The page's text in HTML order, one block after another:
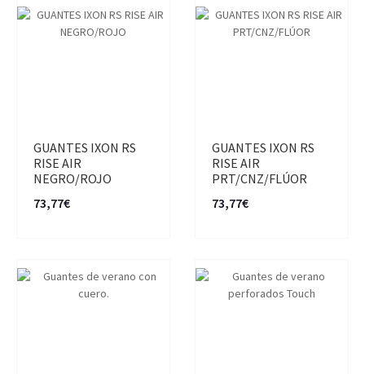
GUANTES IXON RS
RISE AIR
NEGRO/ROJO
73,77€
GUANTES IXON RS
RISE AIR
PRT/CNZ/FLÚOR
73,77€